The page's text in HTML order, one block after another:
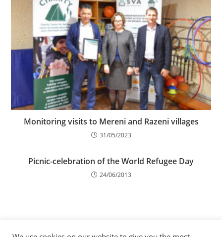
Monitoring visits to Mereni and Razeni villages
31/05/2023
Picnic-celebration of the World Refugee Day
24/06/2013